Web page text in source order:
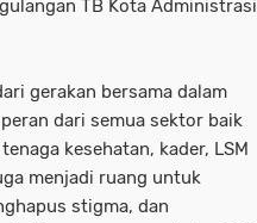
TB Kota Administrasi
gerakan bersama dalam
dari semua sektor baik
kesehatan, kader, LSM
menjadi ruang untuk
stigma, dan